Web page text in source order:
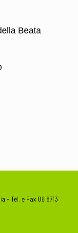
Beata
- Tel. e Fax 06 8713